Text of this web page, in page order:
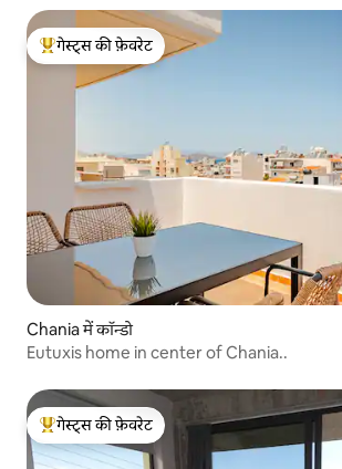
गेस्ट्स का टॉप फ़ेवरेट
गेस्ट्स की फ़ेवरेट
Chania में कॉन्डो
Eutuxis home in center of Chania..
गेस्ट्स का टॉप फ़ेवरेट
गेस्ट्स की फ़ेवरेट